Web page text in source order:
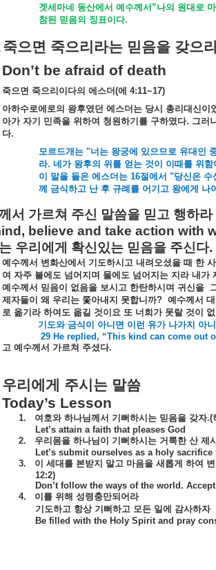
겟세마네
동산에서 예수께서 ”나의 원대로
참된 믿음의 징표이다.
죽으면 죽으리라는 믿음을 갖으
Don’t be afraid of death
죽으면 죽으리이다의 에스더(에 4:11~17)
아하수로에로의 왕후였던 에스더는 당시 총리대신이
아가 자기 민족을 위하여 청원하기를 구하였다. 그러
다.
모르드개는 "너는 왕궁에 있으므로 유대인
라. 네가 왕후의 위를 얻는 것이 이때를 위함
이
말을 들은 에스더는 16절에서 "당신은 수
께 금식하고 난 후 규례를 어기고 왕에게 나
서 가르쳐 주신 말씀을 믿고 행하라
believe and take action with
우리에게 확신있는 믿음을 주신다.
예수께서 변화산에서 기도하시고 내려오셨을 때 한
여 자주 불에도 넘어지며 물에도 넘어지는 지라 내가
예수께서 믿음이 없음을 보시고 한탄하시며 귀신을
제자들이 왜 우리는 쫓아내지 못합니까? 예수께서
로 옮기라 하여도 옮길 것이요 또 너희가 못랄 것이
기도와 금식이 아니면 이런 유가 나가지 아
29 He replied, “This kind can come out
고 예수께서 가르쳐 주셨다.
우리에게 주시는 말씀
Today’s Lesson
1. 여호와 하나님께서 기뻐하시는 믿음을 갖자.(
Let’s attain a faith that pleases God
2.
우리몸을 하나님이 기뻐하시는 거룩한 산 제
Let’s submit ourselves as a holy sacrifice
3.
이 세대를 본받지 말고 마음을 새롭게 하여
12:2)
Don’t follow the ways of the world.
4.
이를 위해 성령충만되어라
기도하고 항상 기뻐하고 모든 일에
감사하자
Be filled with the Holy Spirit and pray